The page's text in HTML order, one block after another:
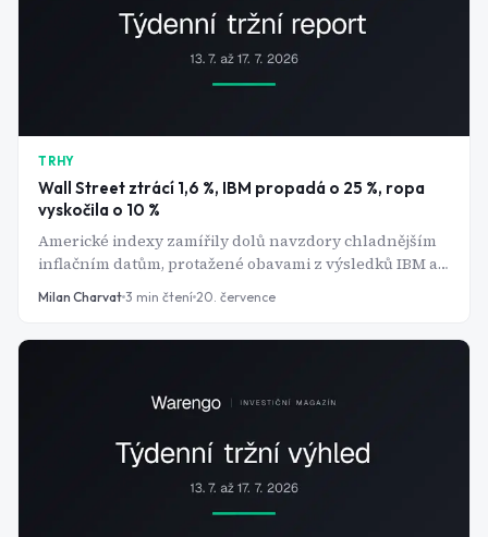
TRHY
Wall Street ztrácí 1,6 %, IBM propadá o 25 %, ropa
vyskočila o 10 %
Americké indexy zamířily dolů navzdory chladnějším
inflačním datům, protažené obavami z výsledků IBM a
Netflix. Ropa Brent za týden zdražila o více než 10 %
Milan Charvat 3 min čtení 20. července